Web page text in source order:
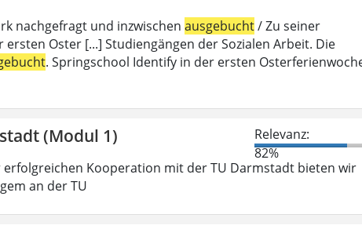
nachgefragt und inzwischen ausgebucht/ Zu seiner
Oster [...] Studiengängen der Sozialen Arbeit. Die
. Springschool Identify in der ersten
(Modul 1)
Relevanz:
82%
erfolgreichen Kooperation mit der TU Darmstadt bieten wir
an der TU